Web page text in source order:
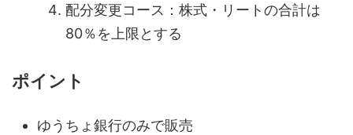
配分変更コース：株式・リートの合計は
80％を上限とする
ポイント
ゆうちょ銀行のみで販売